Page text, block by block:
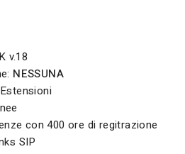
v.18
NESSUNA
con 400 ore di regitrazione
SIP